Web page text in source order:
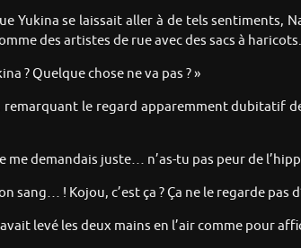
Yukina se laissait aller à de tels sentiments,
des artistes de rue avec des sacs à
? Quelque chose ne va pas ? »
remarquant le regard apparemment dubitatif
me demandais juste… n’as-tu pas peur de
sang… ! Kojou, c’est ça ? Ça ne le regarde pas
levé les deux mains en l’air comme pour